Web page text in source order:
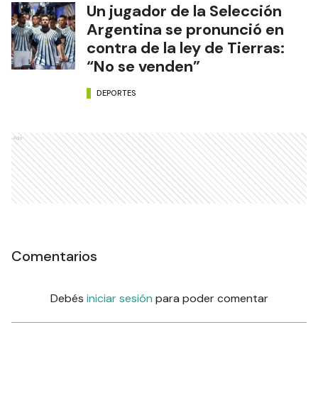
Un jugador de la Selección
Argentina se pronunció en
contra de la ley de Tierras:
“No se venden”
DEPORTES
Ads
Comentarios
Debés iniciar sesión para poder comentar